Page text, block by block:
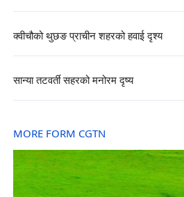
क्वीचौको थुछङ प्राचीन शहरको हवाई दृश्य
सान्या तटवर्ती सहरको मनोरम दृष्य
MORE FORM CGTN